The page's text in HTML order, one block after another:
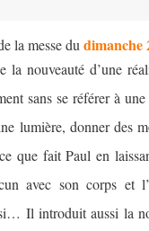
la messe du dimanche
la nouveauté d’une
sans se référer à
lumière, donner des
que fait Paul en
avec son corps et
Il introduit aussi la